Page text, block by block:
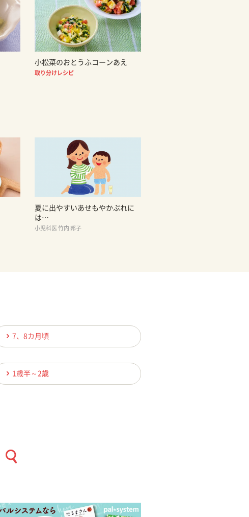
小松菜のおとうふコーンあえ
取り分けレシピ
夏に出やすいあせもやかぶれに
は…
小児科医 竹内 邦子
7、8カ月頃
1歳半～2歳